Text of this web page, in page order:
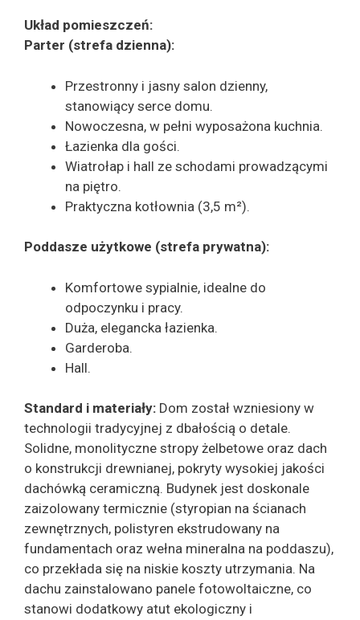
Układ pomieszczeń:
Parter (strefa dzienna):
Przestronny i jasny salon dzienny,
stanowiący serce domu.
Nowoczesna, w pełni wyposażona kuchnia.
Łazienka dla gości.
Wiatrołap i hall ze schodami prowadzącymi
na piętro.
Praktyczna kotłownia (3,5 m²).
Poddasze użytkowe (strefa prywatna):
Komfortowe sypialnie, idealne do
odpoczynku i pracy.
Duża, elegancka łazienka.
Garderoba.
Hall.
Standard i materiały: Dom został wzniesiony w
technologii tradycyjnej z dbałością o detale.
Solidne, monolityczne stropy żelbetowe oraz dach
o konstrukcji drewnianej, pokryty wysokiej jakości
dachówką ceramiczną. Budynek jest doskonale
zaizolowany termicznie (styropian na ścianach
zewnętrznych, polistyren ekstrudowany na
fundamentach oraz wełna mineralna na poddaszu),
co przekłada się na niskie koszty utrzymania. Na
dachu zainstalowano panele fotowoltaiczne, co
stanowi dodatkowy atut ekologiczny i